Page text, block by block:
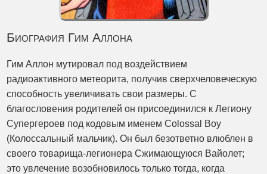
Биография Гим Аллона
Гим Аллон мутировал под воздействием
радиоактивного метеорита, получив сверхчеловеческую
способность увеличивать свои размеры. С
благословения родителей он присоединился к Легиону
Супергероев под кодовым именем Colossal Boy
(Колоссальный мальчик). Он был безответно влюблен в
своего товарища-легионера Сжимающуюся Вайолет;
это увлечение возобновилось только тогда, когда